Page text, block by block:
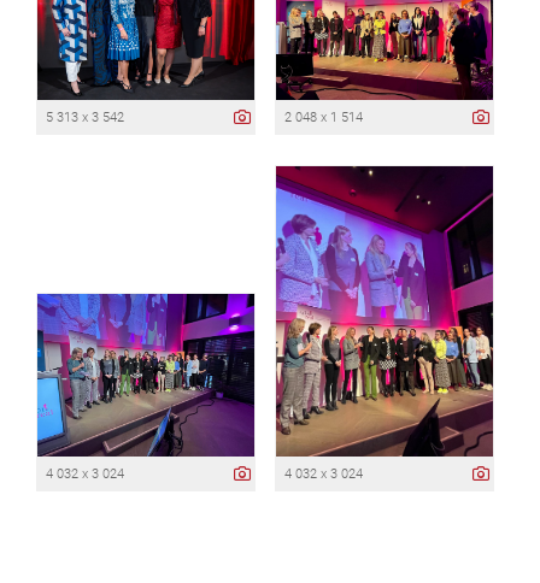
5 313 x 3 542 2 048 x 1 514
4 032 x 3 024 4 032 x 3 024